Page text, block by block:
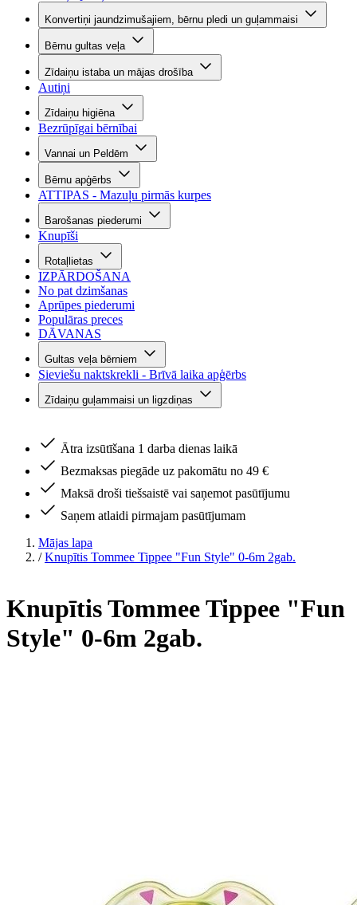
Konvertiņi jaundzimušajiem, bērnu pledi un guļammaisi
Bērnu gultas veļa
Zīdaiņu istaba un mājas drošība
Autiņi
Zīdaiņu higiēna
Bezrūpīgai bērnībai
Vannai un Peldēm
Bērnu apģērbs
ATTIPAS - Mazuļu pirmās kurpes
Barošanas piederumi
Knupīši
Rotaļlietas
IZPĀRDOŠANA
No pat dzimšanas
Aprūpes piederumi
Populāras preces
DĀVANAS
Gultas veļa bērniem
Sieviešu naktskrekli - Brīvā laika apģērbs
Zīdaiņu guļammaisi un ligzdiņas
Ātra izsūtīšana 1 darba dienas laikā
Bezmaksas piegāde uz pakomātu no 49 €
Maksā droši tiešsaistē vai saņemot pasūtījumu
Saņem atlaidi pirmajam pasūtījumam
Mājas lapa
/ Knupītis Tommee Tippee "Fun Style" 0-6m 2gab.
Knupītis Tommee Tippee "Fun
Style" 0-6m 2gab.